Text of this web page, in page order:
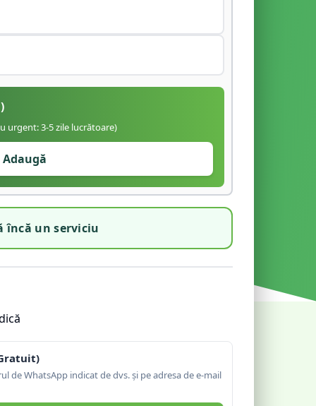
urgent: 3-5 zile lucrătoare)
Adaugă
încă un serviciu
de WhatsApp indicat de dvs. și pe adresa de e-mail